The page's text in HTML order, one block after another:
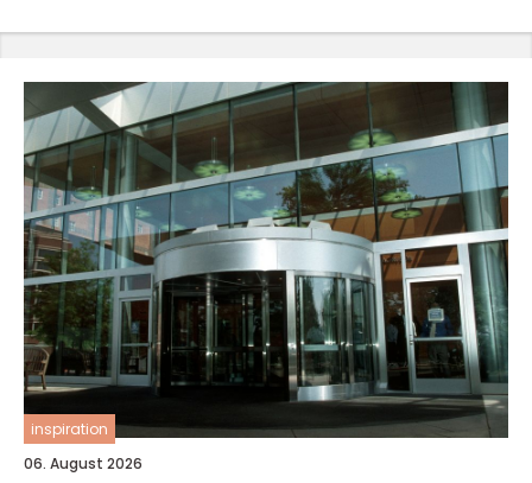
inspiration
06. August 2026